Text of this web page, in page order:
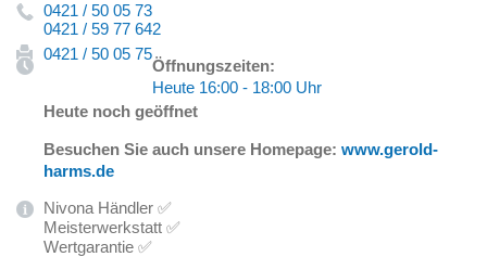
0421 / 50 05 73
0421 / 59 77 642
0421 / 50 05 75
Öffnungszeiten:
Heute 16:00 - 18:00 Uhr
Heute noch geöffnet
Besuchen Sie auch unsere Homepage: www.gerold-
harms.de
Nivona Händler ✅
Meisterwerkstatt ✅
Wertgarantie ✅